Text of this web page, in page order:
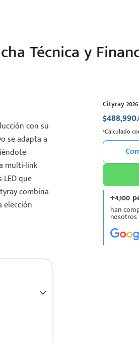
Técnica y
con su
se adapta a
multi-link
que
combina
elección
Cityray
*Calculado
+4,100
han
nosotros